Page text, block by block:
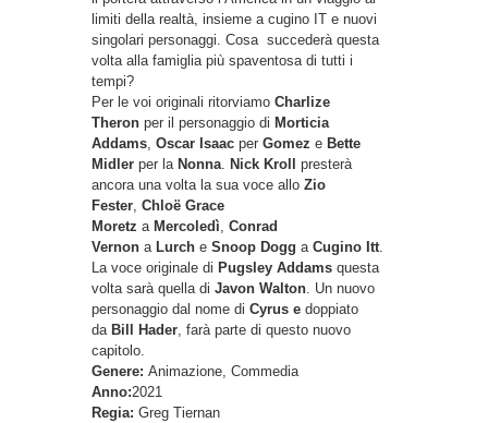
limiti della realtà, insieme a cugino IT e nuovi
singolari personaggi. Cosa succederà questa
volta alla famiglia più spaventosa di tutti i
tempi?
Per le voi originali ritorviamo Charlize
Theron per il personaggio di Morticia
Addams, Oscar Isaac per Gomez e Bette
Midler per la Nonna. Nick Kroll presterà
ancora una volta la sua voce allo Zio
Fester, Chloë Grace
Moretz a Mercoledì, Conrad
Vernon a Lurch e Snoop Dogg a Cugino Itt.
La voce originale di Pugsley Addams questa
volta sarà quella di Javon Walton. Un nuovo
personaggio dal nome di Cyrus e doppiato
da Bill Hader, farà parte di questo nuovo
capitolo.
Genere: Animazione, Commedia
Anno:2021
Regia: Greg Tiernan